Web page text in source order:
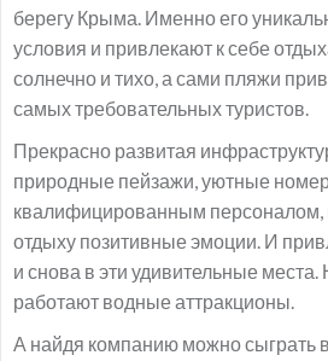
берегу Крыма. Именно его
условия и привлекают к себе
солнечно и тихо, а сами пляжи
самых требовательных туристов.
Прекрасно развитая
природные пейзажи, уютные
квалифицированным персоналом,
отдыху позитивные эмоции. И
и снова в эти удивительные
работают водные аттракционы.
А найдя компанию можно сыграть